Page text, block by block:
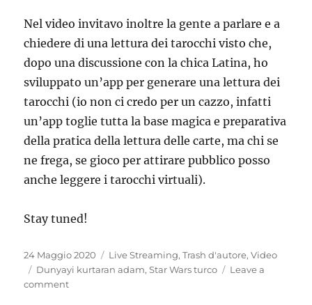
Nel video invitavo inoltre la gente a parlare e a
chiedere di una lettura dei tarocchi visto che,
dopo una discussione con la chica Latina, ho
sviluppato un’app per generare una lettura dei
tarocchi (io non ci credo per un cazzo, infatti
un’app toglie tutta la base magica e preparativa
della pratica della lettura delle carte, ma chi se
ne frega, se gioco per attirare pubblico posso
anche leggere i tarocchi virtuali).
Stay tuned!
Posted
on
24 Maggio 2020 Categories
Live Streaming,Trash d'autore,Video
Tags
Dunyayi kurtaran adam,Star Wars turco
Leave a
commenton